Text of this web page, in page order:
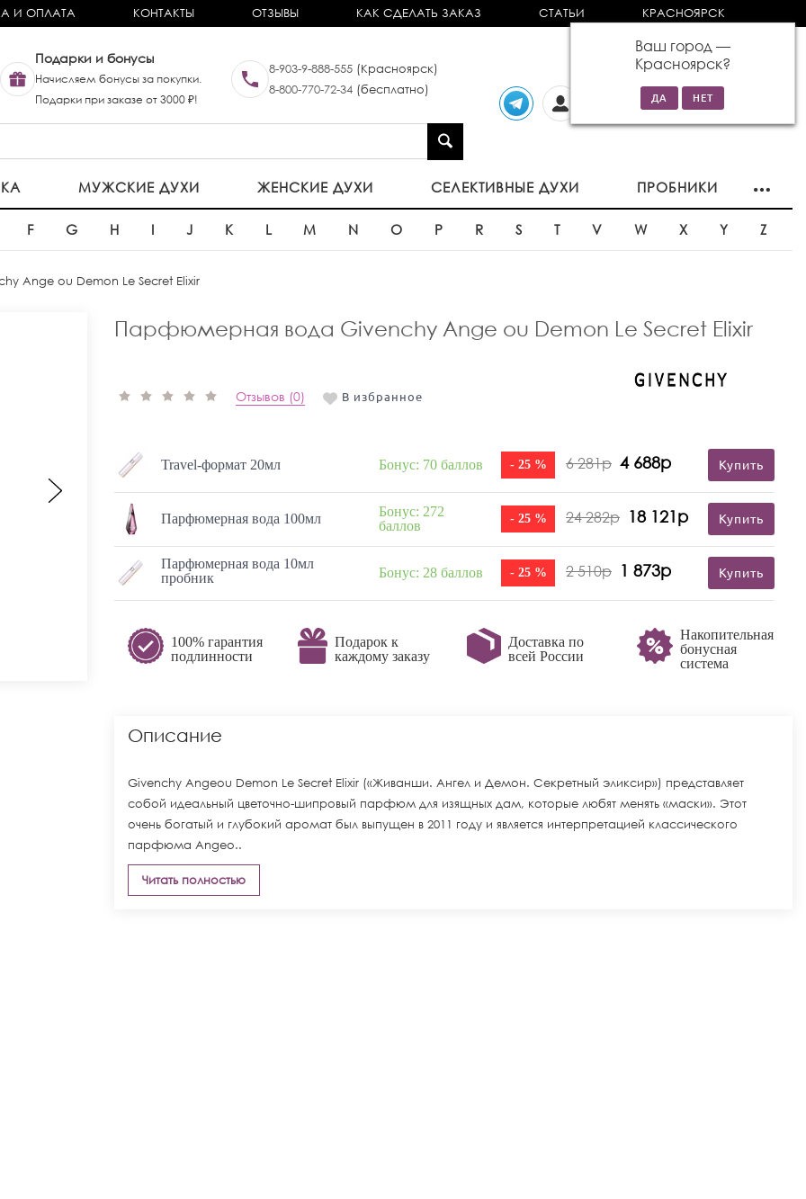
И ОПЛАТА КОНТАКТЫ ОТЗЫВЫ КАК СДЕЛАТЬ ЗАКАЗ СТАТЬИ КРАСНОЯРСК
Ваш город —
Красноярск?
Подарки и бонусы
Начисляем бонусы за покупки.
Подарки при заказе от 3000 ₽!
8-903-9-888-555 (Красноярск)
8-800-770-72-34 (бесплатно)
0 товаров
на сумму 0р
МУЖСКИЕ ДУХИ ЖЕНСКИЕ ДУХИ СЕЛЕКТИВНЫЕ ДУХИ ПРОБНИКИ
F G H I J K L M N O P R S T V W X Y Z
Ange ou Demon Le Secret Elixir
Парфюмерная вода Givenchy Ange ou Demon Le Secret Elixir
Отзывов (0) В избранное
Travel-формат 20мл Бонус: 70 баллов - 25 % 6 281р 4 688р Купить
Парфюмерная вода 100мл
Бонус: 272
баллов
- 25 % 24 282р 18 121р Купить
Парфюмерная вода 10мл
пробник
Бонус: 28 баллов - 25 % 2 510р 1 873р Купить
100% гарантия
подлинности
Подарок к
каждому заказу
Доставка по
всей России
Накопительная
бонусная
система
Описание
Givenchy Angeou Demon Le Secret Elixir («Живанши. Ангел и Демон. Секретный эликсир») представляет
собой идеальный цветочно-шипровый парфюм для изящных дам, которые любят менять «маски». Этот
очень богатый и глубокий аромат был выпущен в 2011 году и является интерпретацией классического
парфюма Angeo..
Читать полностью